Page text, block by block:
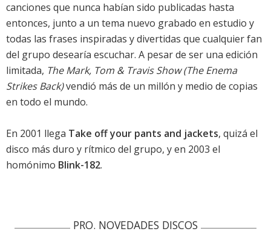
canciones que nunca habían sido publicadas hasta
entonces, junto a un tema nuevo grabado en estudio y
todas las frases inspiradas y divertidas que cualquier fan
del grupo desearía escuchar. A pesar de ser una edición
limitada, The Mark, Tom & Travis Show (The Enema
Strikes Back)vendió más de un millón y medio de copias
en todo el mundo.
En 2001 llega Take off your pants and jackets, quizá el
disco más duro y rítmico del grupo, y en 2003 el
homónimo Blink-182.
PRO. NOVEDADES DISCOS